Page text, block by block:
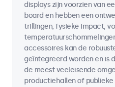
displays zijn voorzien van
board en hebben een
trillingen, fysieke impact,
accessoires kan de
geïntegreerd worden en is
de meest veeleisende
productiehallen of publieke